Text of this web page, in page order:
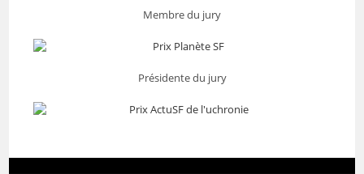
Membre du jury
Présidente du jury